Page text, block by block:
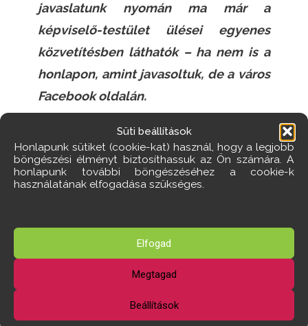
Süti beállítások
Honlapunk sütiket (cookie-kat) használ, hogy a legjobb
böngészési élményt biztosíthassuk az Ön számára. A
honlapunk további böngészéséhez a cookie-k
használatának elfogadása szükséges.
Elfogad
Megtagad
Beállítások
javaslatunk nyomán ma már a
képviselő-testület ülései egyenes
közvetítésben láthatók – ha nem is a
honlapon, amint javasoltuk, de a város
Facebook oldalán.
Ugyancsak fontosnak tartjuk lakossági fórum
megtartásának előírását a városban
megvalósítani tervezett jelentős beruházás
szakaszában (!). Tehát nem csak akkor, amikor
már kész helyzet állt elő. Mondanánk erre egy
példát: mielőtt „már meglévő tervek” alapján
bekínálják nekünk a világversenyek
megrendezésére alkalmas tekecsarnok és más